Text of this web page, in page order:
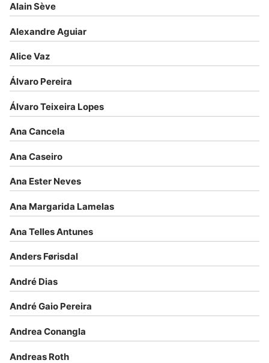
Alain Sève
Alexandre Aguiar
Alice Vaz
Álvaro Pereira
Álvaro Teixeira Lopes
Ana Cancela
Ana Caseiro
Ana Ester Neves
Ana Margarida Lamelas
Ana Telles Antunes
Anders Førisdal
André Dias
André Gaio Pereira
Andrea Conangla
Andreas Roth